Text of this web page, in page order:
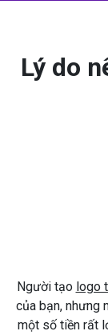
Lý do
Người tạo logo
của bạn, nhưng
một số tiền rất